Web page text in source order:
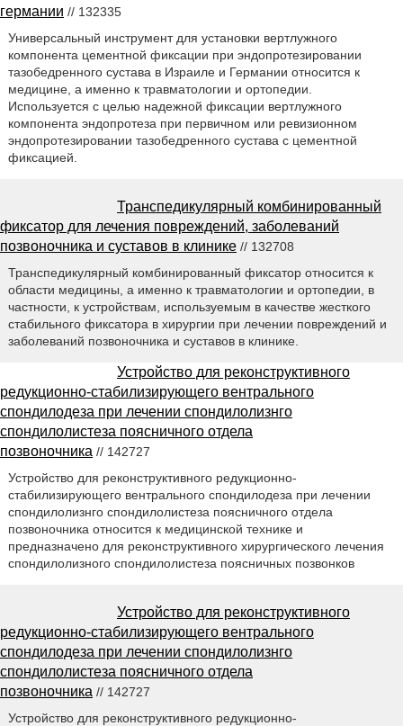
германии // 132335
Универсальный инструмент для установки вертлужного
компонента цементной фиксации при эндопротезировании
тазобедренного сустава в Израиле и Германии относится к
медицине, а именно к травматологии и ортопедии.
Используется с целью надежной фиксации вертлужного
компонента эндопротеза при первичном или ревизионном
эндопротезировании тазобедренного сустава с цементной
фиксацией.
Транспедикулярный комбинированный
фиксатор для лечения повреждений, заболеваний
позвоночника и суставов в клинике // 132708
Транспедикулярный комбинированный фиксатор относится к
области медицины, а именно к травматологии и ортопедии, в
частности, к устройствам, используемым в качестве жесткого
стабильного фиксатора в хирургии при лечении повреждений и
заболеваний позвоночника и суставов в клинике.
Устройство для реконструктивного
редукционно-стабилизирующего вентрального
спондилодеза при лечении спондилолизнго
спондилолистеза поясничного отдела
позвоночника // 142727
Устройство для реконструктивного редукционно-
стабилизирующего вентрального спондилодеза при лечении
спондилолизнго спондилолистеза поясничного отдела
позвоночника относится к медицинской технике и
предназначено для реконструктивного хирургического лечения
спондилолизного спондилолистеза поясничных позвонков
Устройство для реконструктивного
редукционно-стабилизирующего вентрального
спондилодеза при лечении спондилолизнго
спондилолистеза поясничного отдела
позвоночника // 142727
Устройство для реконструктивного редукционно-